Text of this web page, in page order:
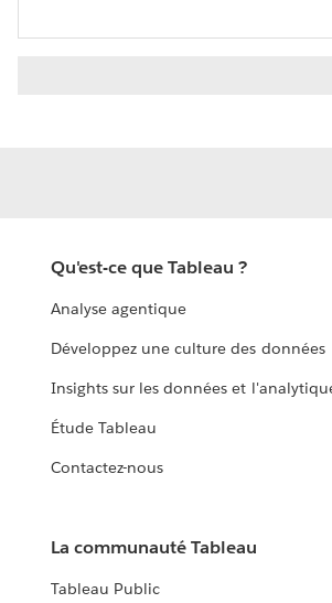
Qu'est-ce que Tableau ?
Analyse agentique
Développez une culture des données
Insights sur les données et
Étude Tableau
Contactez-nous
La communauté Tableau
Tableau Public